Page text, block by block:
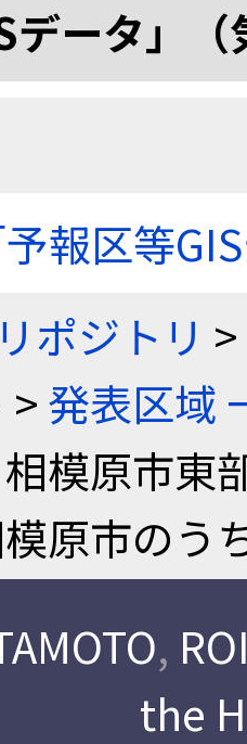
データ」
報区等
ポジトリ >
>発表区域
模原市東
原市のう
,
the